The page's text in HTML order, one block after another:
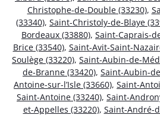
Christophe-de-Double (33230),
(33340), Saint-Christoly-de-Blaye
Bordeaux (33880), Saint-Caprais-
Brice (33540), Saint-Avit-Saint-
Soulège (33220), Saint-Aubin-de-
de-Branne (33420), Saint-Aubin-
Antoine-sur-l’Isle (33660), Saint-
Saint-Antoine (33240), Saint-
et-Appelles (33220), Saint-André-